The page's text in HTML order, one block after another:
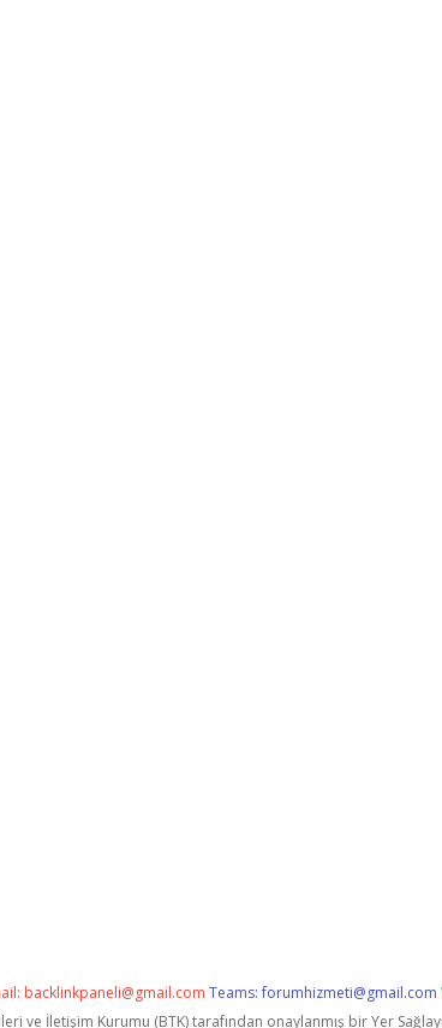
backlinkpaneli@gmail.com Teams:forumhizmeti@gmail.com
ve İletişim Kurumu (BTK) tarafından onaylanmış bir Yer